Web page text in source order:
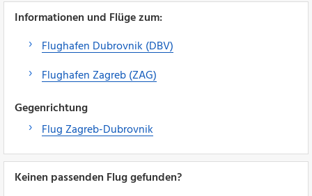
Informationen und Flüge zum:
Flughafen Dubrovnik (DBV)
Flughafen Zagreb (ZAG)
Gegenrichtung
Flug Zagreb-Dubrovnik
Keinen passenden Flug gefunden?